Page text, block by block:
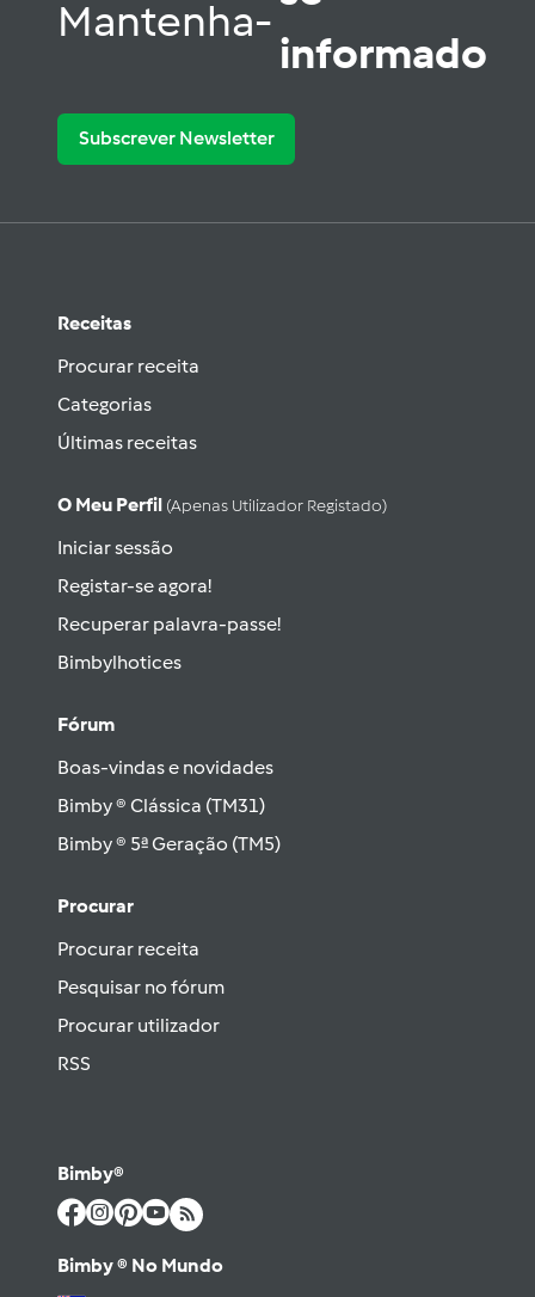
Mantenha-
informado
Subscrever Newsletter
Receitas
Procurar receita
Categorias
Últimas receitas
O Meu Perfil (apenas Utilizador Registado)
Iniciar sessão
Registar-se agora!
Recuperar palavra-passe!
Bimbylhotices
Fórum
Boas-vindas e novidades
Bimby ® Clássica (TM31)
Bimby ® 5ª Geração (TM5)
Procurar
Procurar receita
Pesquisar no fórum
Procurar utilizador
RSS
Bimby®
Bimby ® No Mundo